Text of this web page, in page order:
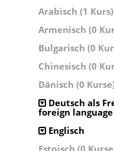
Arabisch (1 Kurs)
Armenisch (0
Bulgarisch (0
Chinesisch (0
Dänisch (0
Deutsch als
foreign language
Englisch
Estnisch (0